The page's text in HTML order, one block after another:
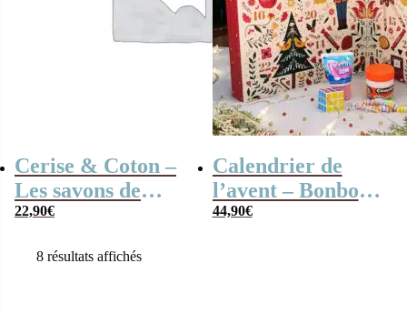
Cerise & Coton –
Les savons de
papy – Coffret
Père
22,90€
Calendrier de
l’avent – Bonbons
et Jouets des
44,90€
8 résultats affichés